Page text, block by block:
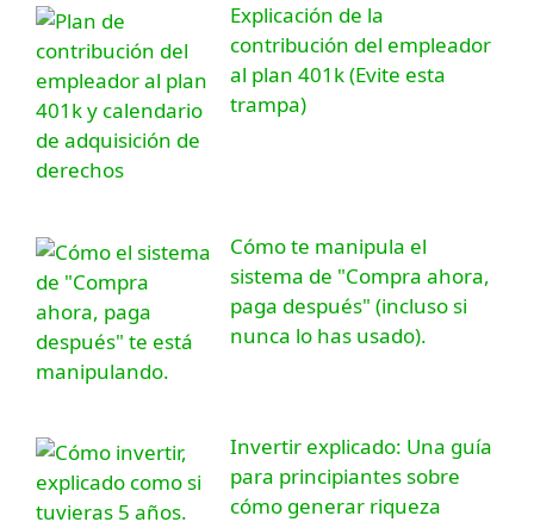
Explicación de la
contribución del empleador
al plan 401k (Evite esta
trampa)
Cómo te manipula el
sistema de "Compra ahora,
paga después" (incluso si
nunca lo has usado).
Invertir explicado: Una guía
para principiantes sobre
cómo generar riqueza